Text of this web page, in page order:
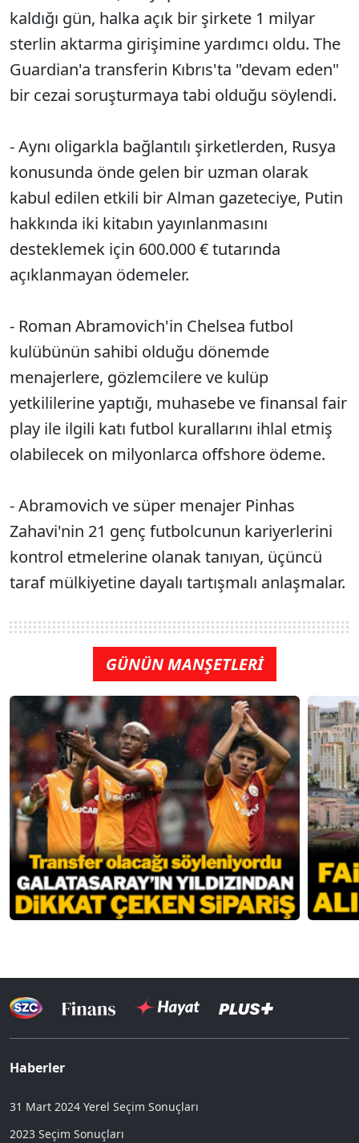
kaldığı gün, halka açık bir şirkete 1 milyar
sterlin aktarma girişimine yardımcı oldu. The
Guardian'a transferin Kıbrıs'ta "devam eden"
bir cezai soruşturmaya tabi olduğu söylendi.
- Aynı oligarkla bağlantılı şirketlerden, Rusya
konusunda önde gelen bir uzman olarak
kabul edilen etkili bir Alman gazeteciye, Putin
hakkında iki kitabın yayınlanmasını
desteklemek için 600.000 € tutarında
açıklanmayan ödemeler.
- Roman Abramovich'in Chelsea futbol
kulübünün sahibi olduğu dönemde
menajerlere, gözlemcilere ve kulüp
yetkililerine yaptığı, muhasebe ve finansal fair
play ile ilgili katı futbol kurallarını ihlal etmiş
olabilecek on milyonlarca offshore ödeme.
- Abramovich ve süper menajer Pinhas
Zahavi'nin 21 genç futbolcunun kariyerlerini
kontrol etmelerine olanak tanıyan, üçüncü
taraf mülkiyetine dayalı tartışmalı anlaşmalar.
GÜNÜN MANŞETLERİ
Haberler
31 Mart 2024 Yerel Seçim Sonuçları
2023 Seçim Sonuçları